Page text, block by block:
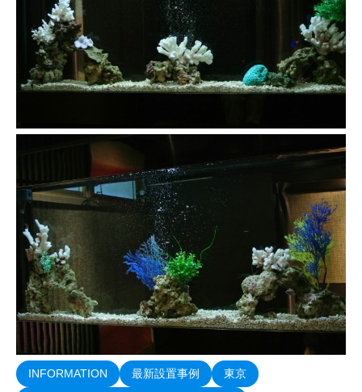
INFORMATION 最新設置事例 東京